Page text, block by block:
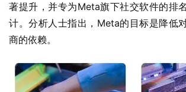
著提升，并专为Meta旗下社交软件的排
计。分析人士指出，Meta的目标是降低
商的依赖。